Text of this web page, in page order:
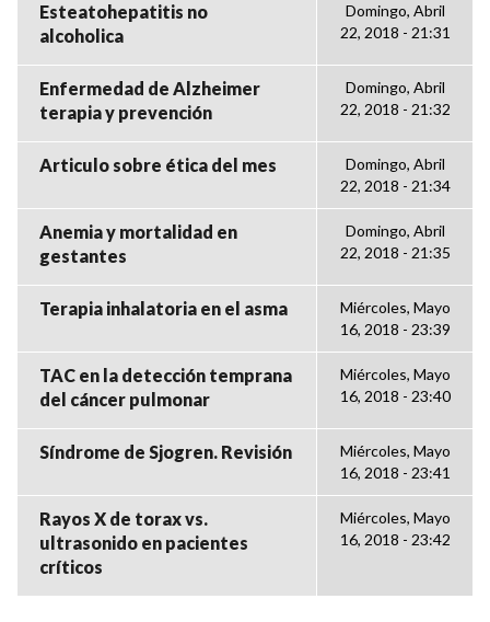
Esteatohepatitis no
alcoholica
Domingo, Abril
22, 2018 - 21:31
Enfermedad de Alzheimer
terapia y prevención
Domingo, Abril
22, 2018 - 21:32
Articulo sobre ética del mes
Domingo, Abril
22, 2018 - 21:34
Anemia y mortalidad en
gestantes
Domingo, Abril
22, 2018 - 21:35
Terapia inhalatoria en el asma
Miércoles, Mayo
16, 2018 - 23:39
TAC en la detección temprana
del cáncer pulmonar
Miércoles, Mayo
16, 2018 - 23:40
Síndrome de Sjogren. Revisión
Miércoles, Mayo
16, 2018 - 23:41
Rayos X de torax vs.
ultrasonido en pacientes
críticos
Miércoles, Mayo
16, 2018 - 23:42